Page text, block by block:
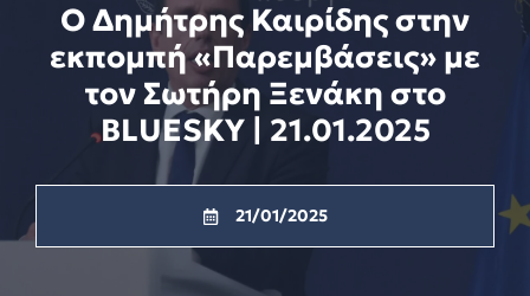
Ο Δημήτρης Καιρίδης στην
εκπομπή «Παρεμβάσεις» με
τον Σωτήρη Ξενάκη στο
BLUESKY | 21.01.2025
21/01/2025